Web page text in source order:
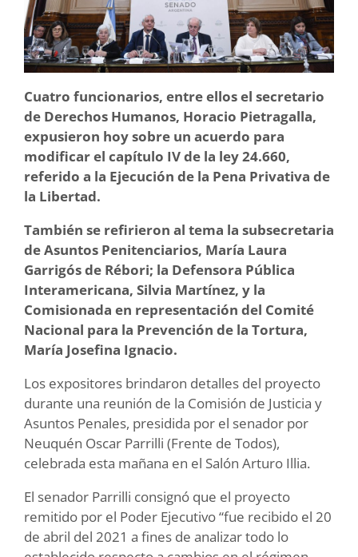
Cuatro funcionarios, entre ellos el secretario
de Derechos Humanos, Horacio Pietragalla,
expusieron hoy sobre un acuerdo para
modificar el capítulo IV de la ley 24.660,
referido a la Ejecución de la Pena Privativa de
la Libertad.
También se refirieron al tema la subsecretaria
de Asuntos Penitenciarios, María Laura
Garrigós de Rébori; la Defensora Pública
Interamericana, Silvia Martínez, y la
Comisionada en representación del Comité
Nacional para la Prevención de la Tortura,
María Josefina Ignacio.
Los expositores brindaron detalles del proyecto
durante una reunión de la Comisión de Justicia y
Asuntos Penales, presidida por el senador por
Neuquén Oscar Parrilli (Frente de Todos),
celebrada esta mañana en el Salón Arturo Illia.
El senador Parrilli consignó que el proyecto
remitido por el Poder Ejecutivo “fue recibido el 20
de abril del 2021 a fines de analizar todo lo